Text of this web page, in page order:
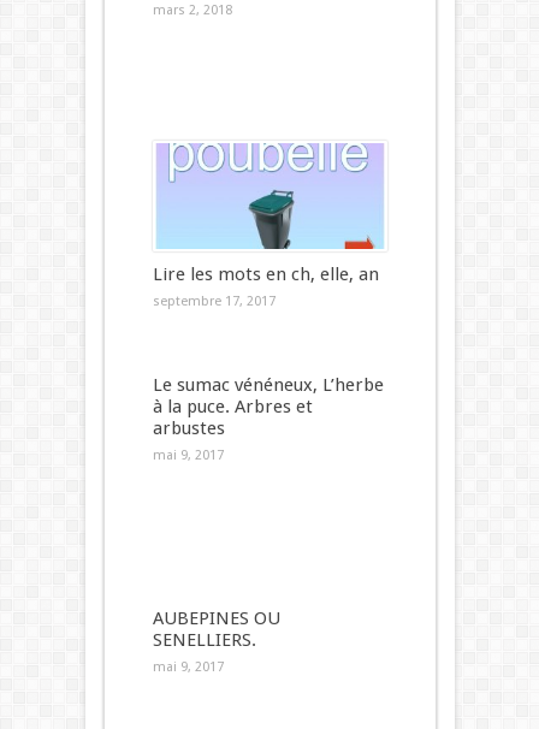
mars 2, 2018
Lire les mots en ch, elle, an
septembre 17, 2017
Le sumac vénéneux, L’herbe
à la puce. Arbres et
arbustes
mai 9, 2017
AUBEPINES OU
SENELLIERS.
mai 9, 2017